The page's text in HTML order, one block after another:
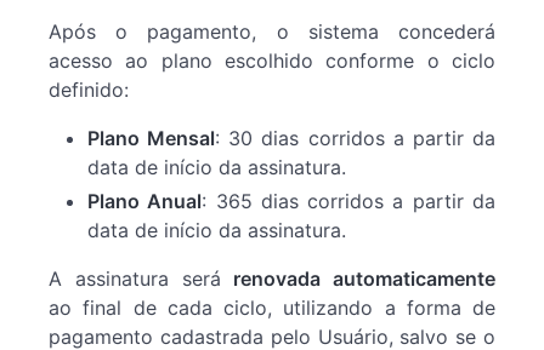
Após o pagamento, o sistema concederá
acesso ao plano escolhido conforme o ciclo
definido:
Plano Mensal: 30 dias corridos a partir da
data de início da assinatura.
Plano Anual: 365 dias corridos a partir da
data de início da assinatura.
A assinatura será renovada automaticamente
ao final de cada ciclo, utilizando a forma de
pagamento cadastrada pelo Usuário, salvo se o